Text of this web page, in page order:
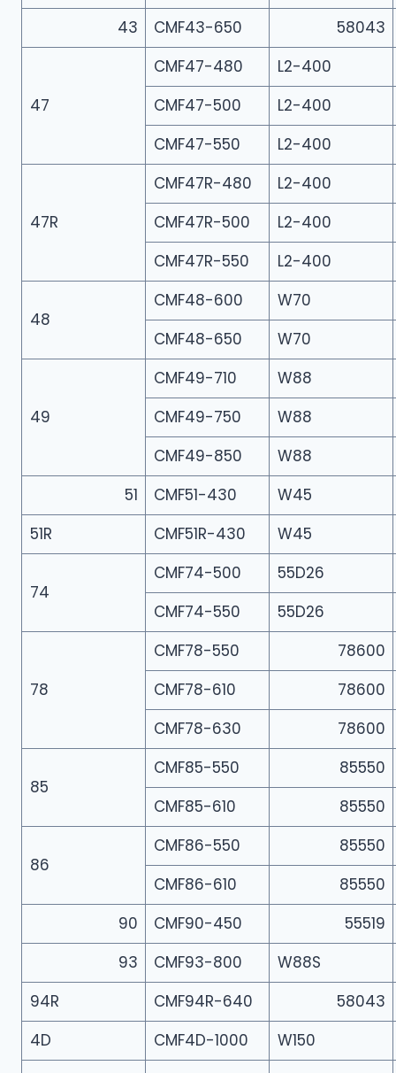
43
CMF43-650 58043
47
CMF47-480
L2-400
CMF47-500
L2-400
CMF47-550
L2-400
47R
CMF47R-480
L2-400
CMF47R-500
L2-400
CMF47R-550
L2-400
48
CMF48-600
W70
CMF48-650
W70
49
CMF49-710
W88
CMF49-750
W88
CMF49-850
W88
51
CMF51-430
W45
51R
CMF51R-430 W45
74
CMF74-500
55D26
CMF74-550
55D26
78
CMF78-550
78600
CMF78-610
78600
CMF78-630
78600
85
CMF85-550
85550
CMF85-610
85550
86
CMF86-550
85550
CMF86-610
85550
90
CMF90-450
55519
93
CMF93-800
W88S
94R
CMF94R-640
58043
4D
CMF4D-1000
W150